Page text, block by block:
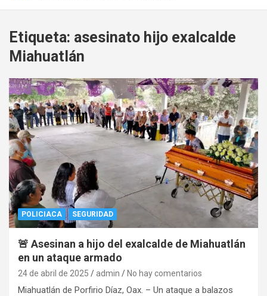
Etiqueta: asesinato hijo exalcalde
Miahuatlán
POLICIACA SEGURIDAD
🚨 Asesinan a hijo del exalcalde de Miahuatlán
en un ataque armado
24 de abril de 2025 admin No hay comentarios
Miahuatlán de Porfirio Díaz, Oax. – Un ataque a balazos